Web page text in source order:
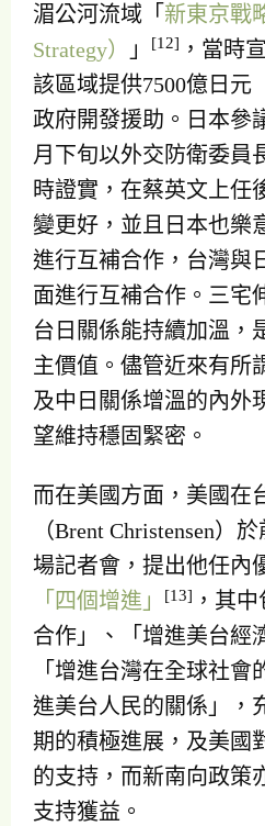
湄公河流域「 新東京戰
Strategy）
」 [12] ，當時
該區域提供7500億日元
政府開發援助。日本參
月下旬以外交防衛委員
時證實，在蔡英文上任
變更好，並且日本也樂
進行互補合作，台灣與
面進行互補合作。三宅
台日關係能持續加溫，
主價值。儘管近來有所
及中日關係增溫的內外
望維持穩固緊密。
而在美國方面，美國在
（Brent Christensen）
場記者會，提出他任內
「四個增進」
[13] ，其
合作」、「增進美台經
「增進台灣在全球社
進美台人民的關係」，
期的積極進展，及美國
的支持，而新南向政策
支持獲益。